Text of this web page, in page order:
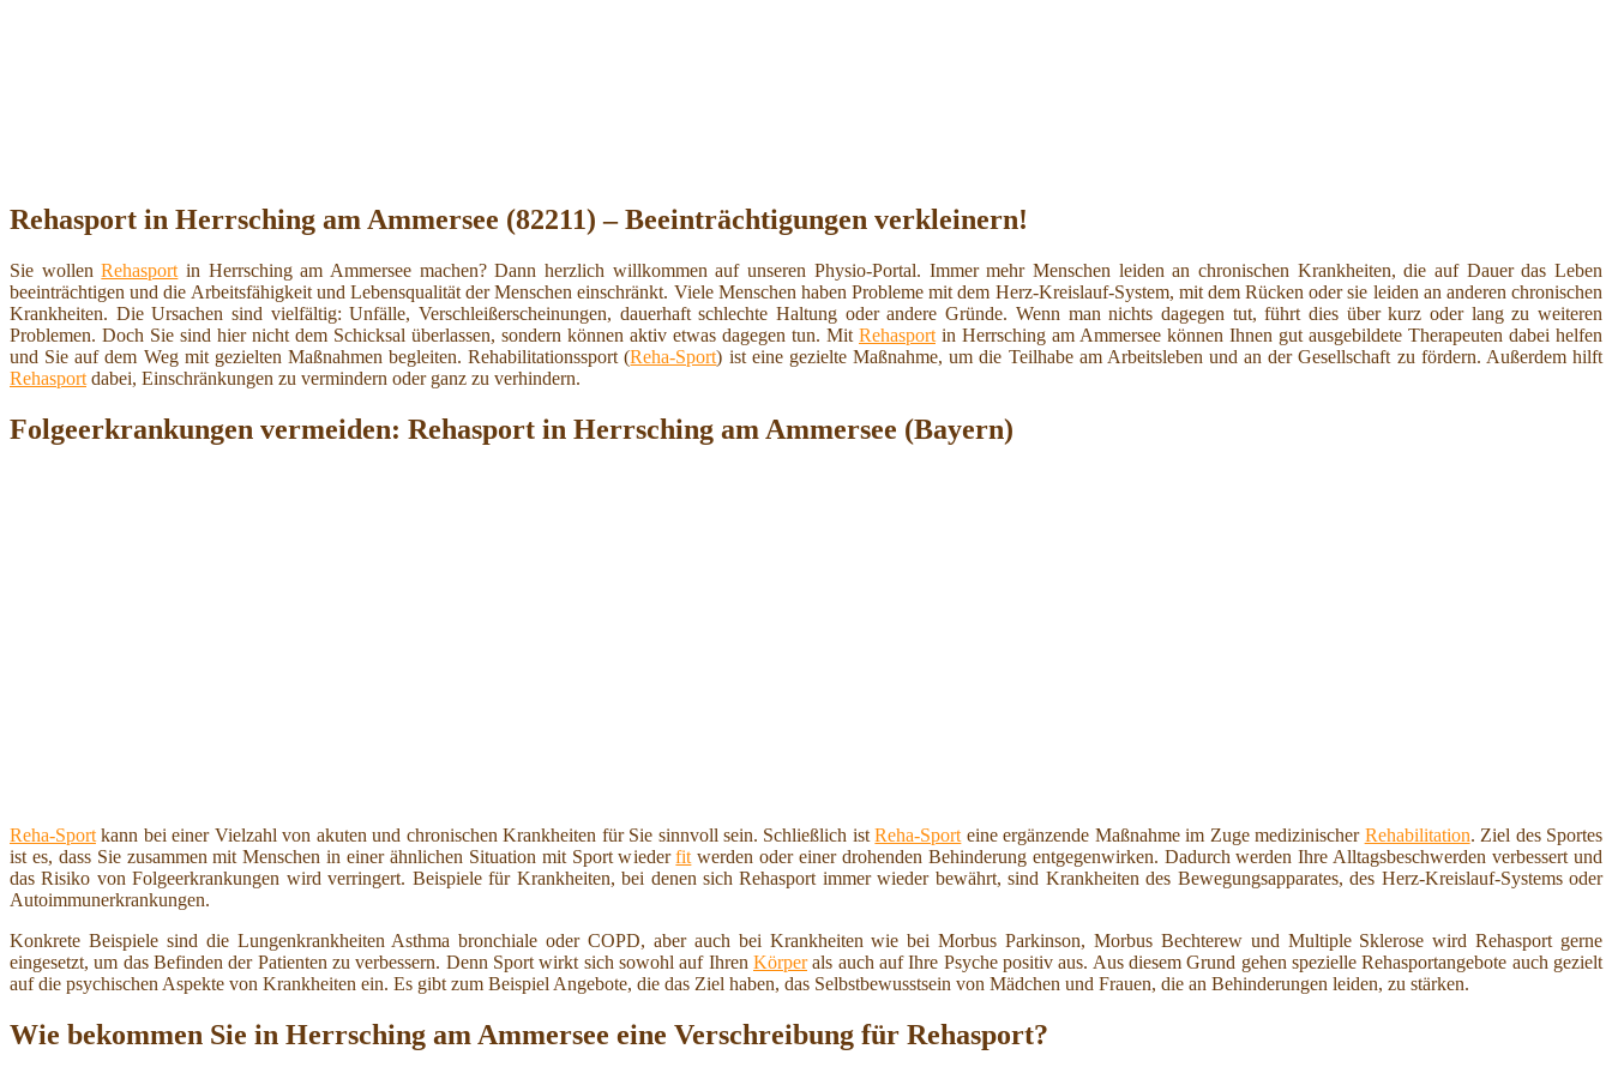
Rehasport in Herrsching am Ammersee (82211) – Beeinträchtigungen verkleinern!
Sie wollenRehasport in Herrsching am Ammersee machen? Dann herzlich willkommen auf unseren Physio-Portal. Immer mehr Menschen leiden an chronischen Krankheiten, die auf Dauer das Leben
beeinträchtigen und die Arbeitsfähigkeit und Lebensqualität der Menschen einschränkt. Viele Menschen haben Probleme mit dem Herz-Kreislauf-System, mit dem Rücken oder sie leiden an anderen chronischen
Krankheiten. Die Ursachen sind vielfältig: Unfälle, Verschleißerscheinungen, dauerhaft schlechte Haltung oder andere Gründe. Wenn man nichts dagegen tut, führt dies über kurz oder lang zu weiteren
Problemen. Doch Sie sind hier nicht dem Schicksal überlassen, sondern können aktiv etwas dagegen tun. Mit Rehasport in Herrsching am Ammersee können Ihnen gut ausgebildete Therapeuten dabei helfen
und Sie auf dem Weg mit gezielten Maßnahmen begleiten. Rehabilitationssport (Reha-Sport) ist eine gezielte Maßnahme, um die Teilhabe am Arbeitsleben und an der Gesellschaft zu fördern. Außerdem hilft
Rehasport dabei, Einschränkungen zu vermindern oder ganz zu verhindern.
Folgeerkrankungen vermeiden: Rehasport in Herrsching am Ammersee (Bayern)
Reha-Sport kann bei einer Vielzahl von akuten und chronischen Krankheiten für Sie sinnvoll sein. Schließlich istReha-Sport eine ergänzende Maßnahme im Zuge medizinischer Rehabilitation. Ziel des Sportes
ist es, dass Sie zusammen mit Menschen in einer ähnlichen Situation mit Sport wiederfit werden oder einer drohenden Behinderung entgegenwirken. Dadurch werden Ihre Alltagsbeschwerden verbessert und
das Risiko von Folgeerkrankungen wird verringert. Beispiele für Krankheiten, bei denen sich Rehasport immer wieder bewährt, sind Krankheiten des Bewegungsapparates, des Herz-Kreislauf-Systems oder
Autoimmunerkrankungen.
Konkrete Beispiele sind die Lungenkrankheiten Asthma bronchiale oder COPD, aber auch bei Krankheiten wie bei Morbus Parkinson, Morbus Bechterew und Multiple Sklerose wird Rehasport gerne
eingesetzt, um das Befinden der Patienten zu verbessern. Denn Sport wirkt sich sowohl auf Ihren Körperals auch auf Ihre Psyche positiv aus. Aus diesem Grund gehen spezielle Rehasportangebote auch gezielt
auf die psychischen Aspekte von Krankheiten ein. Es gibt zum Beispiel Angebote, die das Ziel haben, das Selbstbewusstsein von Mädchen und Frauen, die an Behinderungen leiden, zu stärken.
Wie bekommen Sie in Herrsching am Ammersee eine Verschreibung für Rehasport?